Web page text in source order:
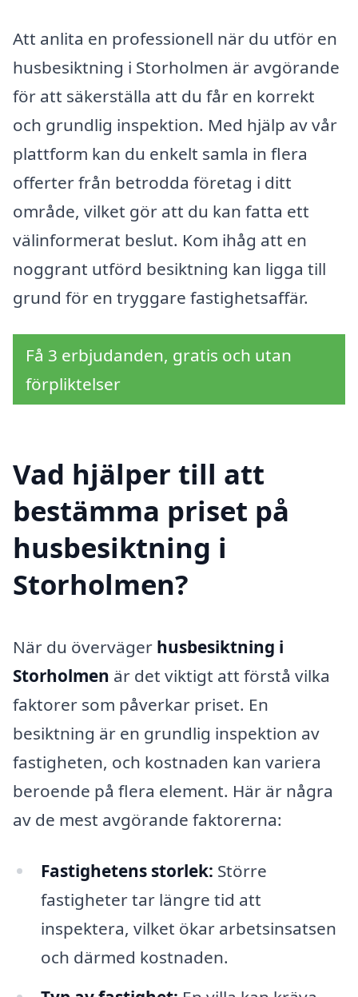
Att anlita en professionell när du utför en
husbesiktning i Storholmen är avgörande
för att säkerställa att du får en korrekt
och grundlig inspektion. Med hjälp av vår
plattform kan du enkelt samla in flera
offerter från betrodda företag i ditt
område, vilket gör att du kan fatta ett
välinformerat beslut. Kom ihåg att en
noggrant utförd besiktning kan ligga till
grund för en tryggare fastighetsaffär.
Få 3 erbjudanden, gratis och utan
förpliktelser
Vad hjälper till att
bestämma priset på
husbesiktning i
Storholmen?
När du överväger husbesiktning i
Storholmen är det viktigt att förstå vilka
faktorer som påverkar priset. En
besiktning är en grundlig inspektion av
fastigheten, och kostnaden kan variera
beroende på flera element. Här är några
av de mest avgörande faktorerna:
Fastighetens storlek: Större
fastigheter tar längre tid att
inspektera, vilket ökar arbetsinsatsen
och därmed kostnaden.